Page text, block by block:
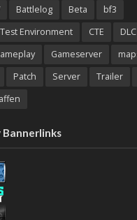
Battlelog Beta
bf3
Environment
CTE
DLC
Gameserver
Patch Server Trailer
Bannerlinks